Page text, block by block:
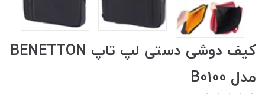
کیف دوشی دستی لپ تاپ BENETTON
مدل B0100